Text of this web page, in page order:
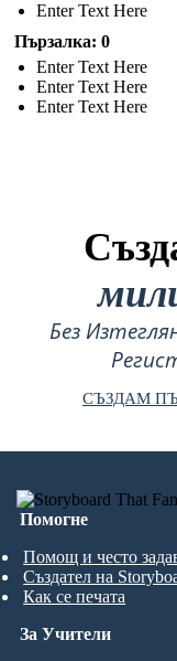
Enter Text Here
Пързалка: 0
Enter Text Here
Enter Text Here
Enter Text Here
Без
СЪЗДАМ
Помогне
Помощ и често
Създател на
Как се печата
За Учители